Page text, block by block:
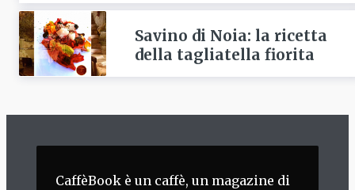
Savino di Noia: la ricetta
della tagliatella fiorita
CaffèBook è un caffè, un magazine di